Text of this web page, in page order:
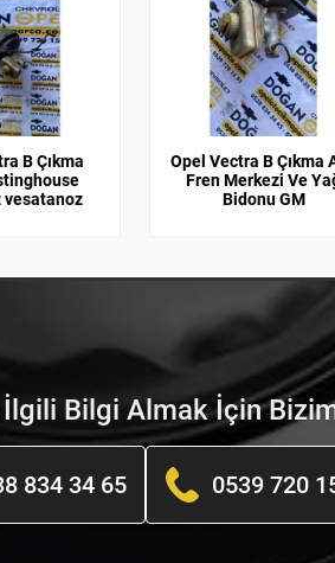
B Çıkma
vesatanoz
Opel Vectra B Çıkma
Fren Merkezi Ve
Bidonu GM
Bilgi Almak İçin
834 34 65 0539 720